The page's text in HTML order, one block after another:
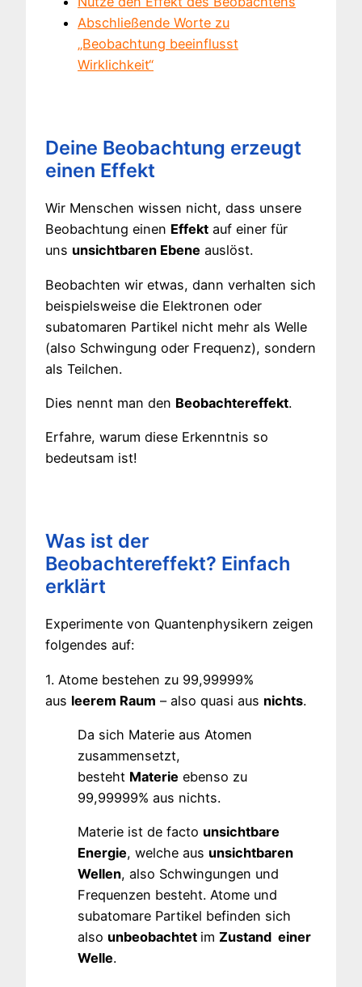
Abschließende Worte zu
„Beobachtung beeinflusst
Wirklichkeit“
Deine Beobachtung erzeugt
einen Effekt
Wir Menschen wissen nicht, dass unsere
Beobachtung einen Effekt auf einer für
uns unsichtbaren Ebene auslöst.
Beobachten wir etwas, dann verhalten sich
beispielsweise die Elektronen oder
subatomaren Partikel nicht mehr als Welle
(also Schwingung oder Frequenz), sondern
als Teilchen.
Dies nennt man den Beobachtereffekt.
Erfahre, warum diese Erkenntnis so
bedeutsam ist!
Was ist der
Beobachtereffekt? Einfach
erklärt
Experimente von Quantenphysikern zeigen
folgendes auf:
1. Atome bestehen zu 99,99999%
aus leerem Raum – also quasi aus nichts.
Da sich Materie aus Atomen
zusammensetzt,
besteht Materie ebenso zu
99,99999% aus nichts.
Materie ist de facto unsichtbare
Energie, welche aus unsichtbaren
Wellen, also Schwingungen und
Frequenzen besteht. Atome und
subatomare Partikel befinden sich
also unbeobachtet im Zustand einer
Welle.